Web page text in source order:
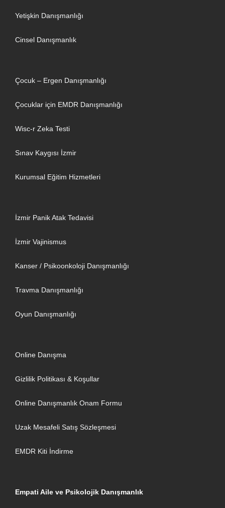
Yetişkin Danışmanlığı
Cinsel Danışmanlık
Çocuk – Ergen Danışmanlığı
Çocuklar için EMDR Danışmanlığı
Wisc-r Zeka Testi
Sınav Kaygısı İzmir
Kurumsal Eğitim Hizmetleri
İzmir Panik Atak Tedavisi
İzmir Vajinismus
Kanser / Psikoonkoloji Danışmanlığı
Travma Danışmanlığı
Oyun Danışmanlığı
Online Danışma
Gizlilik Politikası & Koşullar
Online Danışmanlık Onam Formu
Uzak Mesafeli Satış Sözleşmesi
EMDR Kiti İndirme
Empati Aile ve Psikolojik Danışmanlık